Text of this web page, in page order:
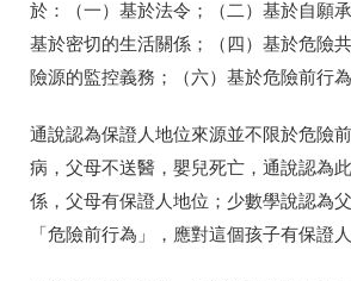
於：（一）基於法令；（二）基於自願
基於密切的生活關係；（四）基於危險
險源的監控義務；（六）基於危險前行為
通說認為保證人地位來源並不限於危險
病，父母不送醫，嬰兒死亡，通說認為
係，父母有保證人地位；少數學說認為
「危險前行為」，應對這個孩子有保證人